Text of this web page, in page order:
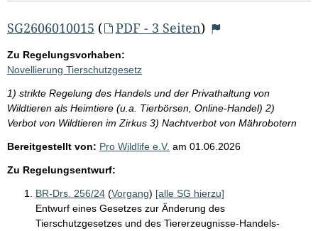
SG2606010015 ( PDF - 3 Seiten)
Zu Regelungsvorhaben:
Novellierung Tierschutzgesetz
1) strikte Regelung des Handels und der Privathaltung von
Wildtieren als Heimtiere (u.a. Tierbörsen, Online-Handel) 2)
Verbot von Wildtieren im Zirkus 3) Nachtverbot von Mährobotern
Bereitgestellt von: Pro Wildlife e.V. am 01.06.2026
Zu Regelungsentwurf:
BR-Drs. 256/24 (Vorgang) [alle SG hierzu]
Entwurf eines Gesetzes zur Änderung des
Tierschutzgesetzes und des Tiererzeugnisse-Handels-